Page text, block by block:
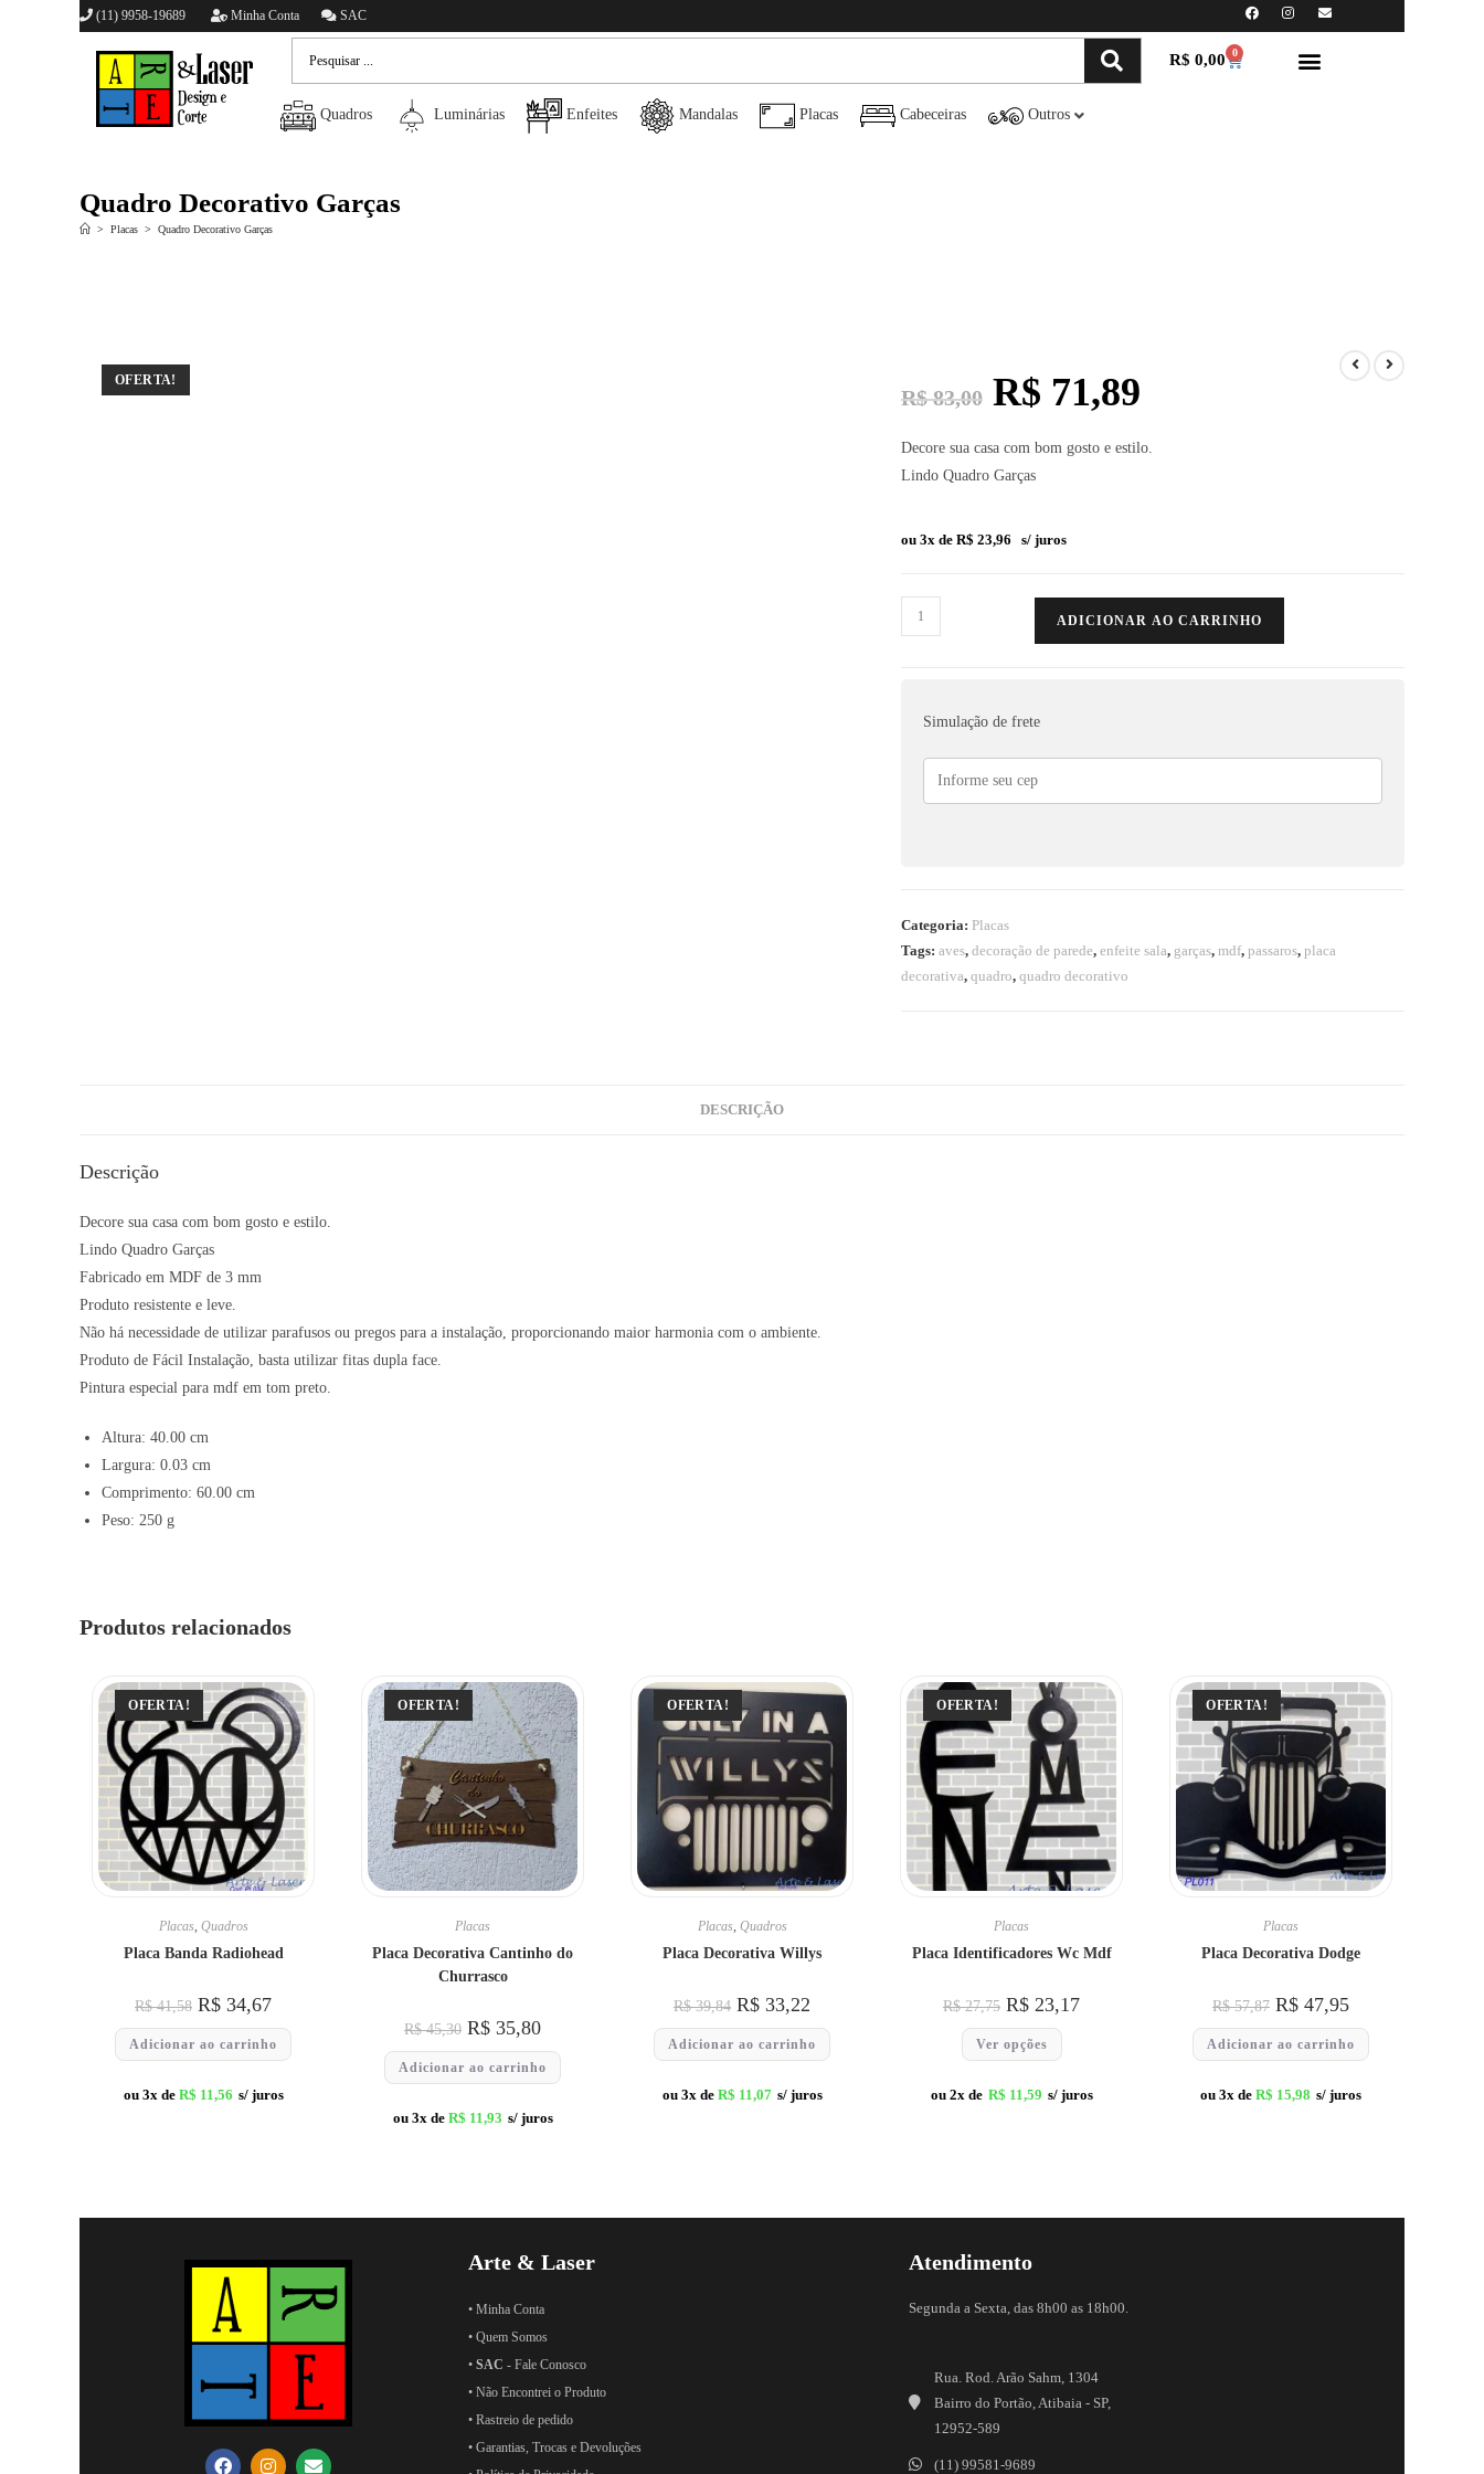
(11) 9958-19689 Minha Conta SAC
R$ 0,00 0
Quadros Luminárias Enfeites Mandalas Placas Cabeceiras Outros
Quadro Decorativo Garças
> Placas > Quadro Decorativo Garças
OFERTA!
R$83,00 R$ 71,89
Decore sua casa com bom gosto e estilo.
Lindo Quadro Garças
ou 3x de R$ 23,96 s/ juros
ADICIONAR AO CARRINHO
Simulação de frete
Categoria: Placas
Tags: aves, decoração de parede, enfeite sala, garças, mdf, passaros, placa
decorativa, quadro, quadro decorativo
DESCRIÇÃO
Descrição
Decore sua casa com bom gosto e estilo.
Lindo Quadro Garças
Fabricado em MDF de 3 mm
Produto resistente e leve.
Não há necessidade de utilizar parafusos ou pregos para a instalação, proporcionando maior harmonia com o ambiente.
Produto de Fácil Instalação, basta utilizar fitas dupla face.
Pintura especial para mdf em tom preto.
Altura: 40.00 cm
Largura: 0.03 cm
Comprimento: 60.00 cm
Peso: 250 g
Produtos relacionados
OFERTA!
Placas, Quadros
Placa Banda Radiohead
R$41,58 R$ 34,67
Adicionar ao carrinho
ou 3x de R$ 11,56 s/ juros
OFERTA!
Placas
Placa Decorativa Cantinho do
Churrasco
R$45,30 R$ 35,80
Adicionar ao carrinho
ou 3x de R$ 11,93 s/ juros
OFERTA!
Placas, Quadros
Placa Decorativa Willys
R$39,84 R$ 33,22
Adicionar ao carrinho
ou 3x de R$ 11,07 s/ juros
OFERTA!
Placas
Placa Identificadores Wc Mdf
R$27,75 R$ 23,17
Ver opções
ou 2x de R$ 11,59 s/ juros
OFERTA!
Placas
Placa Decorativa Dodge
R$57,87 R$ 47,95
Adicionar ao carrinho
ou 3x de R$ 15,98 s/ juros
Arte & Laser
• Minha Conta
• Quem Somos
• SAC - Fale Conosco
• Não Encontrei o Produto
• Rastreio de pedido
• Garantias, Trocas e Devoluções
Atendimento
Segunda a Sexta, das 8h00 as 18h00.
Rua. Rod. Arão Sahm, 1304
Bairro do Portão, Atibaia - SP,
12952-589
(11) 99581-9689